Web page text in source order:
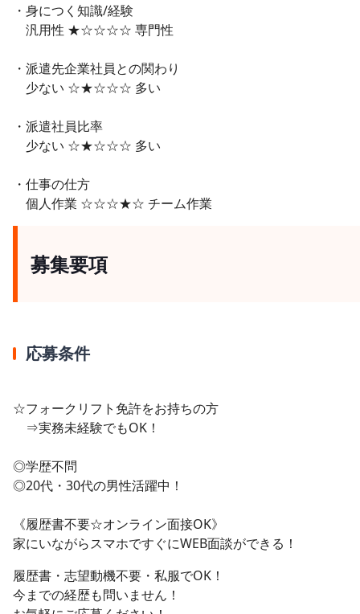
・身につく知識/経験
汎用性 ★☆☆☆☆ 専門性
・派遣先企業社員との関わり
少ない ☆★☆☆☆ 多い
・派遣社員比率
少ない ☆★☆☆☆ 多い
・仕事の仕方
個人作業 ☆☆☆★☆ チーム作業
募集要項
応募条件
☆フォークリフト免許をお持ちの方
⇒実務未経験でもOK！
◎学歴不問
◎20代・30代の男性活躍中！
《履歴書不要☆オンライン面接OK》
家にいながらスマホですぐにWEB面談ができる！
履歴書・志望動機不要・私服でOK！
今までの経歴も問いません！